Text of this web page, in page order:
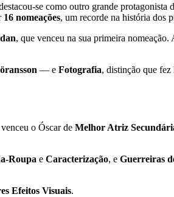
se como outro grande
16 nomeações, um recorde na história dos
, que venceu na sua primeira nomeação.
— e Fotografia, distinção que fez
venceu o Óscar de Melhor Atriz
Roupa e Caracterização, e Guerreiras
Efeitos Visuais.